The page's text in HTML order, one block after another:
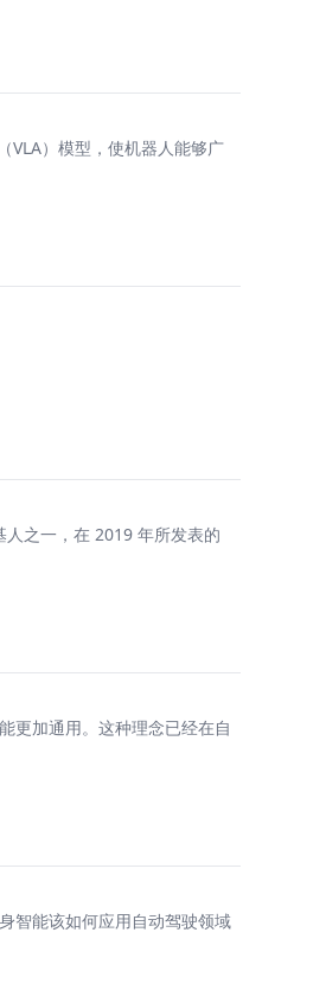
）模型，使机器人能够广
人之一，在 2019 年所发表的
更加通用。这种理念已经在自
智能该如何应用自动驾驶领域